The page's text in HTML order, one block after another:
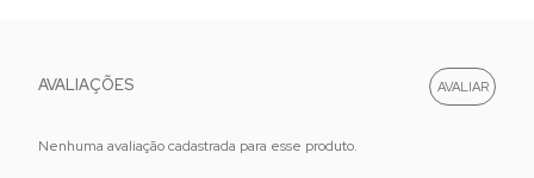
AVALIAÇÕES
Nenhuma avaliação cadastrada para esse produto.